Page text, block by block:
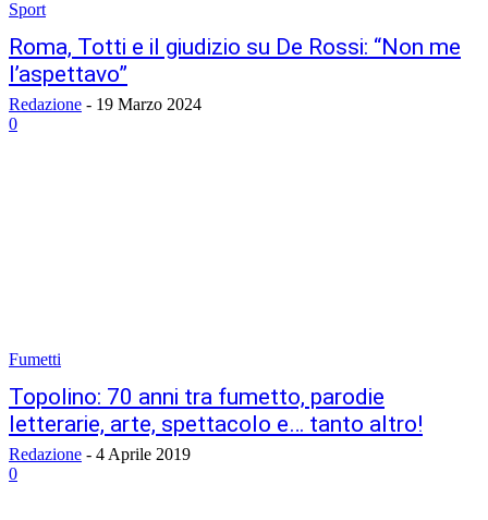
Sport
Roma, Totti e il giudizio su De Rossi: “Non me
l’aspettavo”
Redazione - 19 Marzo 2024
0
Fumetti
Topolino: 70 anni tra fumetto, parodie
letterarie, arte, spettacolo e… tanto altro!
Redazione - 4 Aprile 2019
0